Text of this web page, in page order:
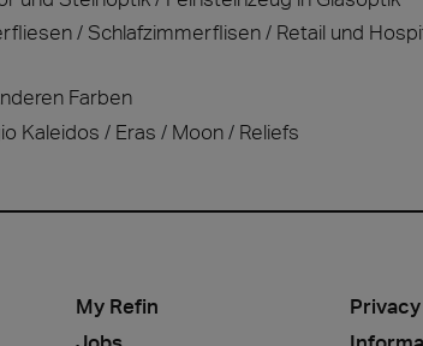
Schlafzimmerflisen Retail und
Farben
Kaleidos Eras Moon Reliefs
My Refin